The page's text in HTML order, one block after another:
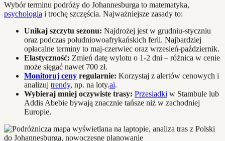
Wybór terminu podróży do Johannesburga to matematyka,
psychologia i trochę szczęścia. Najważniejsze zasady to:
Unikaj szczytu sezonu: Najdrożej jest w grudniu-styczniu
oraz podczas południowoafrykańskich ferii. Najbardziej
opłacalne terminy to maj-czerwiec oraz wrzesień-październik.
Elastyczność: Zmień datę wylotu o 1-2 dni – różnica w cenie
może sięgać nawet 700 zł.
Monitoruj ceny regularnie: Korzystaj z alertów cenowych i
analizuj trendy, np. na loty.ai.
Wybieraj mniej oczywiste trasy: Przesiadki w Stambule lub
Addis Abebie bywają znacznie tańsze niż w zachodniej
Europie.